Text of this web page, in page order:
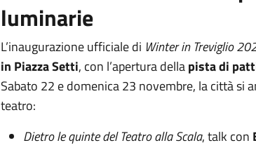
luminarie
L’inaugurazione ufficiale di Winter in Treviglio
in Piazza Setti, con l’apertura dellapista di
Sabato 22 e domenica 23 novembre, la città si
teatro:
Dietro le quinte del Teatro alla Scala, talk con